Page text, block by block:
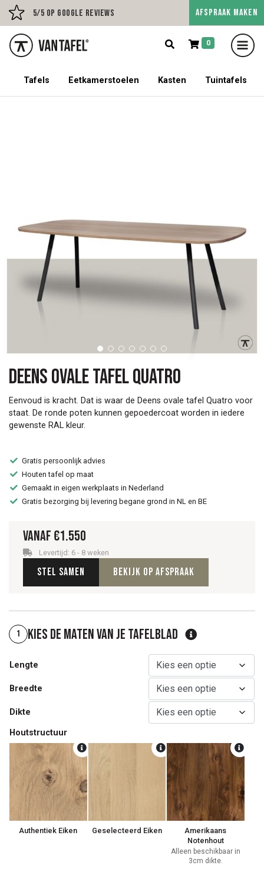
5/5 op Google Reviews Persoonlijk advies op
AFSPRAAK MAKEN
0
5% korting op een tafel met stoelen!
Tafels Eetkamerstoelen Kasten Tuintafels
Deens ovale tafel Quatro
Eenvoud is kracht. Dat is waar de Deens ovale tafel Quatro voor
staat. De ronde poten kunnen gepoedercoat worden in iedere
gewenste RAL kleur.
Gratis persoonlijk advies
Houten tafel op maat
Gemaakt in eigen werkplaats in Nederland
Gratis bezorging bij levering begane grond in NL en BE
Vanaf €1.550
Levertijd: 6 - 8 weken
Stel samen Bekijk op afspraak
1 Kies de maten van je tafelblad
Lengte
Breedte
Dikte
Houtstructuur
Authentiek Eiken Geselecteerd Eiken
Amerikaans
Notenhout
Alleen beschikbaar in
3cm dikte.